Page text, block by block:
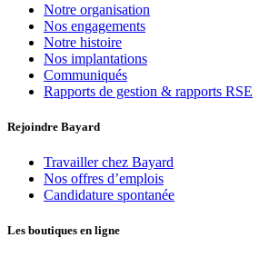
Notre organisation
Nos engagements
Notre histoire
Nos implantations
Communiqués
Rapports de gestion & rapports RSE
Rejoindre Bayard
Travailler chez Bayard
Nos offres d’emplois
Candidature spontanée
Les boutiques en ligne